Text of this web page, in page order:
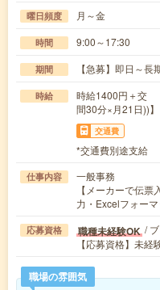
曜日頻度 月～金
時間 9:00～17:30
期間 【急募】即日～
時給
時給1400円＋交
間30分×月21日))】
交通費
*交通費別途支給
仕事内容
一般事務
【メーカーで伝
力・Excelフォー
応募資格 職種未経験OK /
【応募資格】未経
職場の雰囲気